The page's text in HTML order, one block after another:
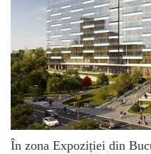
În zona Expoziției din